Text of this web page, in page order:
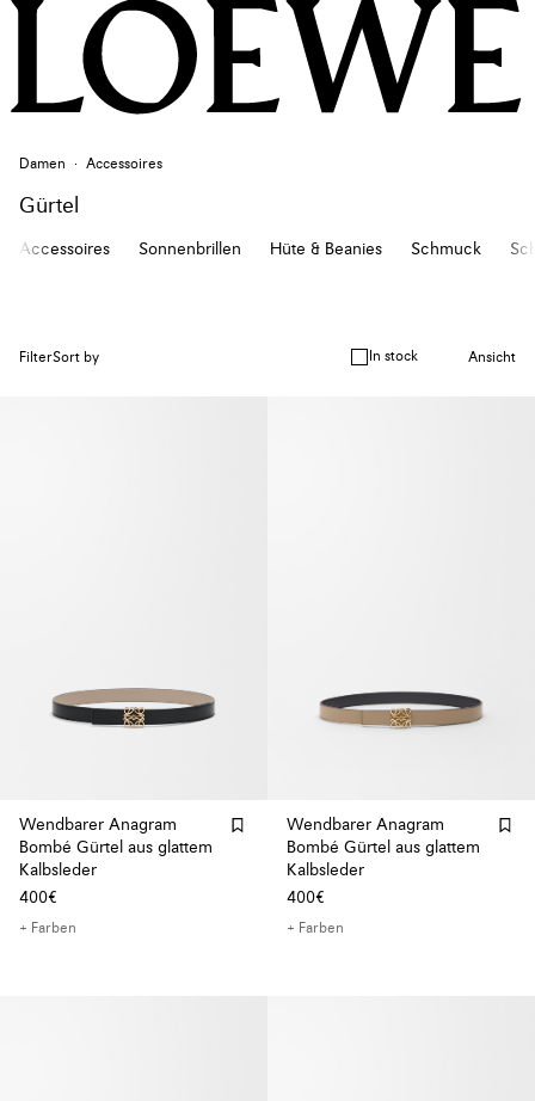
Damen Accessoires
Gürtel
Accessoires Sonnenbrillen Hüte & Beanies Schmuck
FilterSort by In stock Ansicht
Wendbarer Anagram
Bombé Gürtel aus glattem
Kalbsleder
400€
+ Farben
Wendbarer Anagram
Bombé Gürtel aus glattem
Kalbsleder
400€
+ Farben